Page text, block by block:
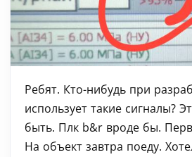
Ребят. Кто-нибудь при
использует такие сигналы?
быть. Плк b&r вроде бы.
На объект завтра поеду.